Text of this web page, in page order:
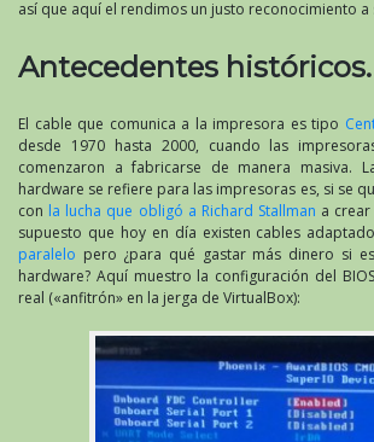
así que aquí el rendimos un justo reconocimiento a
Antecedentes históricos.
El cable que comunica a la impresora es tipo
desde 1970 hasta 2000, cuando las
comenzaron a fabricarse de manera masiva.
hardware se refiere para las impresoras es, si se
con la lucha que obligó a Richard Stallman a
supuesto que hoy en día existen cables
paralelo pero ¿para qué gastar más dinero si
hardware? Aquí muestro la configuración del
real («anfitrón» en la jerga de VirtualBox):